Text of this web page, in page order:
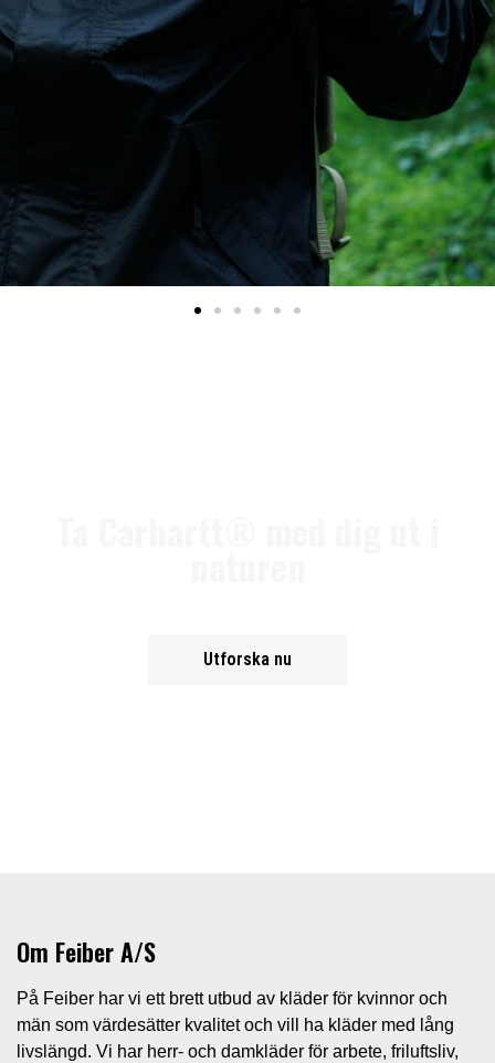
Utforska nu
Om Feiber A/S
På Feiber har vi ett brett utbud av kläder för kvinnor och
män som värdesätter kvalitet och vill ha kläder med lång
livslängd. Vi har herr- och damkläder för arbete, friluftsliv,